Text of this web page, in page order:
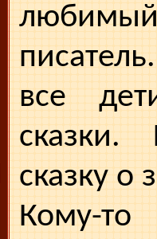
все
сказки.
сказ­ку о
Кому-